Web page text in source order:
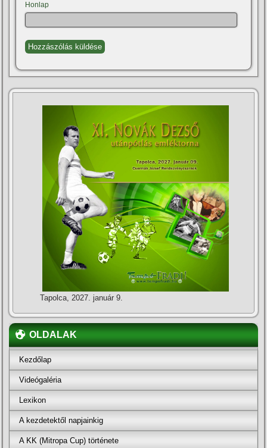
Honlap
Tapolca, 2027. január 9.
OLDALAK
Kezdőlap
Videógaléria
Lexikon
A kezdetektől napjainkig
A KK (Mitropa Cup) története